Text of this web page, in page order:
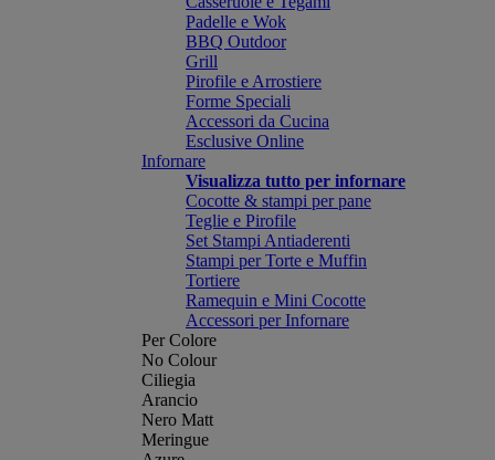
Padelle e Wok
BBQ Outdoor
Grill
Pirofile e Arrostiere
Forme Speciali
Accessori da Cucina
Esclusive Online
Infornare
Visualizza tutto per infornare
Cocotte & stampi per pane
Teglie e Pirofile
Set Stampi Antiaderenti
Stampi per Torte e Muffin
Tortiere
Ramequin e Mini Cocotte
Accessori per Infornare
Per Colore
No Colour
Ciliegia
Arancio
Nero Matt
Meringue